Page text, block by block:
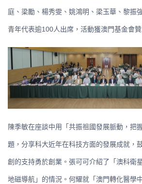
庭、梁勵、楊秀雯、姚鴻明、梁玉華、黎振
青年代表逾100人出席，活動獲澳門基金會
陳季敏在座談中用「共振祖國發展脈動，把
題，分享科大近年在科技方面的發展成就，
創的支持勇於創業。張可可介紹了「澳科衛
地磁導航」的情況。何耀就「澳門轉化醫學